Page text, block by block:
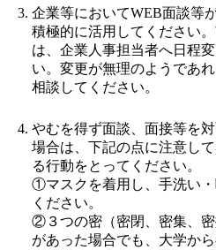
閉じる
企業等においてWEB面談等
積極的に活用してください
は、企業人事担当者へ日程
い。変更が無理のようであ
相談してください。
やむを得ず面談、面接等を
場合は、下記の点に注意し
る行動をとってください。
①マスクを着用し、手洗い
ください。
②３つの密（密閉、密集、
があった場合でも、大学か